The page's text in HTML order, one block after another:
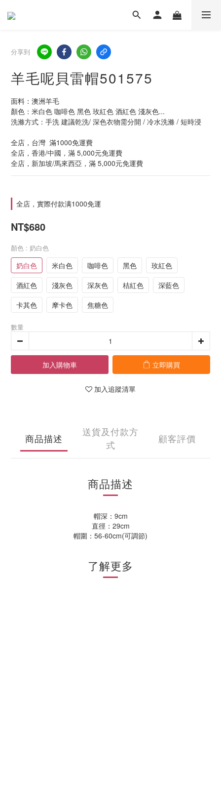
分享到
羊毛呢貝雷帽501575
面料：澳洲羊毛
顏色：米白色 咖啡色 黑色 玫紅色 酒紅色 淺灰色...
洗滌方式：手洗 建議乾洗/ 深色衣物需分開 / 冷水洗滌 / 短時浸
全店，台灣  滿1000免運費
全店，香港/中國，滿 5,000元免運費
全店，新加坡/馬來西亞，滿 5,000元免運費
全店，實際付款满1000免運
NT$680
顏色 : 奶白色
奶白色 米白色 咖啡色 黑色
玫紅色
酒紅色
淺灰色 深灰色 桔紅色
深藍色
卡其色
摩卡色 焦糖色
數量
加入購物車 立即購買
加入追蹤清單
商品描述
送貨及付款方
式
顧客評價
商品描述
帽深：9cm
直徑：29cm
帽圍：56-60cm(可調節)
了解更多